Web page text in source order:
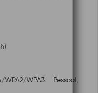
WPA3 Pessoal,